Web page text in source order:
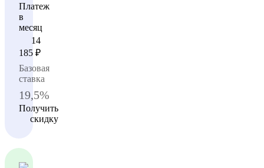
Платеж
в
месяц
14
185 ₽
Базовая
ставка
19,5%
Получить
скидку